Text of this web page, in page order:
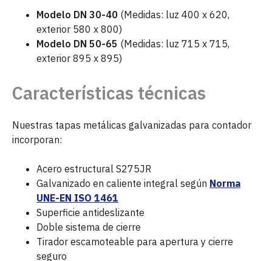
Modelo DN 30-40 (Medidas: luz 400 x 620,
exterior 580 x 800)
Modelo DN 50-65 (Medidas: luz 715 x 715,
exterior 895 x 895)
Características técnicas
Nuestras tapas metálicas galvanizadas para contador
incorporan:
Acero estructural S275JR
Galvanizado en caliente integral según Norma
UNE-EN ISO 1461
Superficie antideslizante
Doble sistema de cierre
Tirador escamoteable para apertura y cierre
seguro